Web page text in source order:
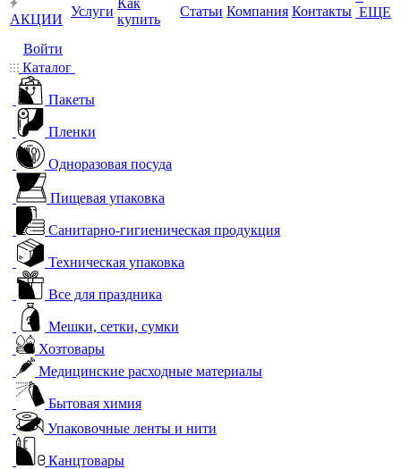
АКЦИИ
Услуги
Как
купить
Статьи Компания Контакты ЕЩЕ
Войти
Каталог
Пакеты
Пленки
Одноразовая посуда
Пищевая упаковка
Санитарно-гигиеническая продукция
Техническая упаковка
Все для праздника
Мешки, сетки, сумки
Хозтовары
Медицинские расходные материалы
Бытовая химия
Упаковочные ленты и нити
Канцтовары